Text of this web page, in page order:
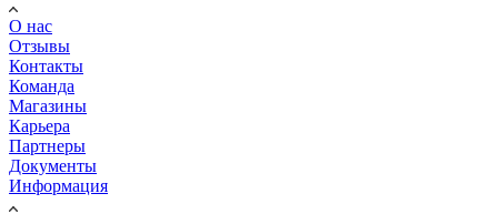
О нас
Отзывы
Контакты
Команда
Магазины
Карьера
Партнеры
Документы
Информация